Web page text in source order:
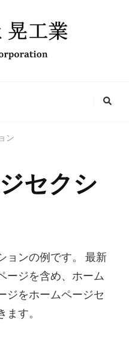
ン
セクシ
ョンの例です。 最新
ージを含め、ホーム
ジをホームページセ
す。